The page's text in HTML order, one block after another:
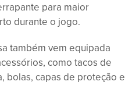
para maior
durante o jogo.
também vem equipada
como tacos de
bolas, capas de proteção e